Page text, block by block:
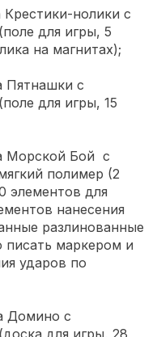
Крестики-нолики с
для игры, 5
на магнитах);
Пятнашки с
для игры, 15
Морской Бой с
полимер (2
элементов для
нанесения
разлинованные
маркером и
ударов по
Домино с